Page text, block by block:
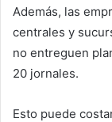
Además, las
centrales y
no entreguen
20 jornales.
Esto puede